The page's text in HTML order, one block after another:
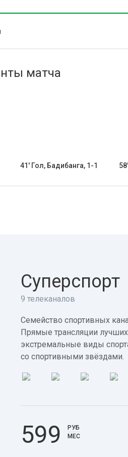
матча
41' Гол, Бадибанга, 1-1
Суперспорт
9 телеканалов
Семейство спортивных
Прямые трансляции лучших
экстремальные виды
со спортивными звёздами.
599
РУБ
МЕС